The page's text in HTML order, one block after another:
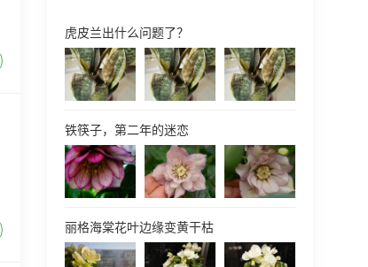
虎皮兰出什么问题了？
铁筷子，第二年的迷恋
丽格海棠花叶边缘变黄干枯